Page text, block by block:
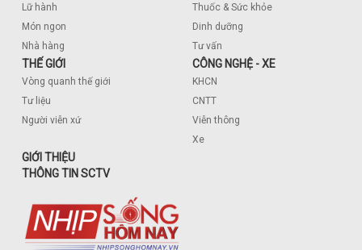
Lữ hành
Món ngon
Nhà hàng
Thuốc & Sức khỏe
Dinh dưỡng
Tư vấn
THẾ GIỚI
Vòng quanh thế giới
Tư liệu
Người viễn xứ
CÔNG NGHỆ - XE
KHCN
CNTT
Viễn thông
Xe
GIỚI THIỆU
THÔNG TIN SCTV